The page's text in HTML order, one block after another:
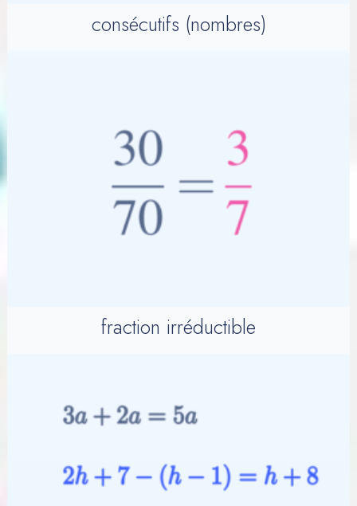
consécutifs (nombres)
fraction irréductible